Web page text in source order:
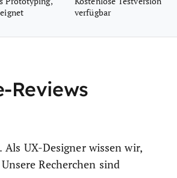
verfügbar
Reviews
UX-Designer wissen wir,
Recherchen sind